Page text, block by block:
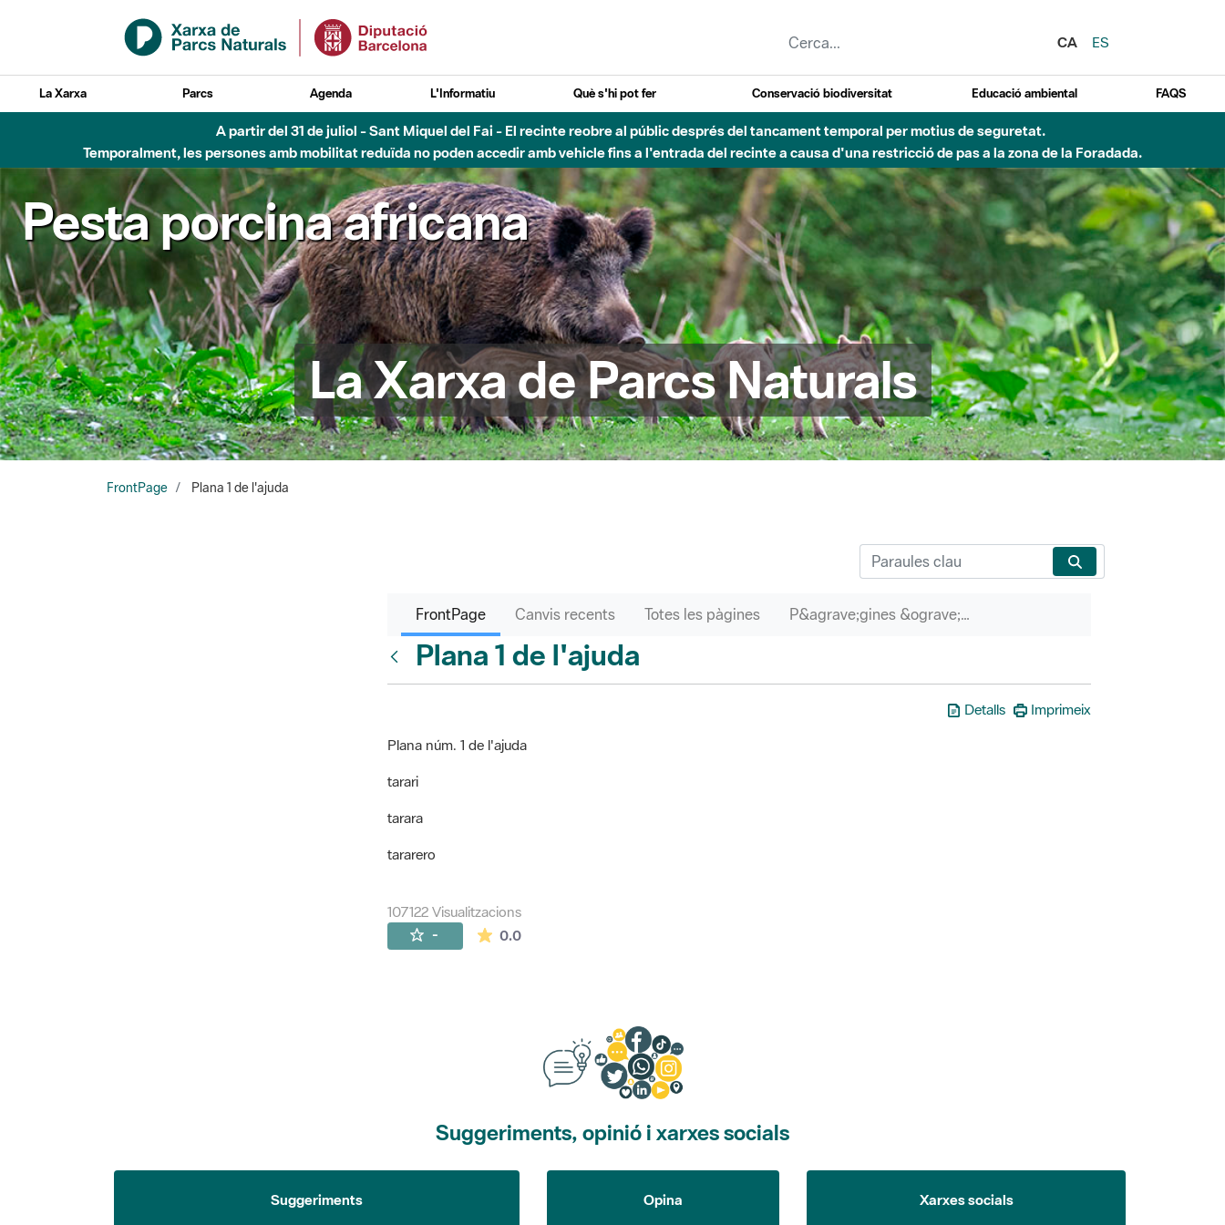
Salta al contingut principal
CA
ES
La Xarxa Parcs Agenda L'Informatiu Què s'hi pot fer Conservació biodiversitat Educació ambiental FAQS
A partir del 31 de juliol - Sant Miquel del Fai - El recinte reobre al públic després del tancament temporal per motius de seguretat.
Temporalment, les persones amb mobilitat reduïda no poden accedir amb vehicle fins a l'entrada del recinte a causa d'una restricció de pas a la zona de la Foradada.
Pesta porcina africana
La Xarxa de Parcs Naturals
FrontPage Plana 1 de l'ajuda
FrontPage Canvis recents Totes les pàgines P&agrave;gines &ograve;rfenes
Plana 1 de l'ajuda
Detalls
Imprimeix
Plana núm. 1 de l'ajuda
tarari
tarara
tararero
107122 Visualitzacions
- 0.0La mitjana de les valoracions és de 0 estrelles de 5.
Suggeriments, opinió i xarxes socials
Suggeriments Opina Xarxes socials